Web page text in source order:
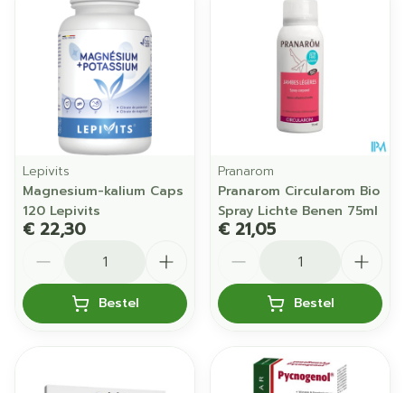
Lepivits
Magnesium-kalium Caps
120 Lepivits
€ 22,30
Bestel
Pranarom
Pranarom Circularom Bio
Spray Lichte Benen 75ml
€ 21,05
Bestel